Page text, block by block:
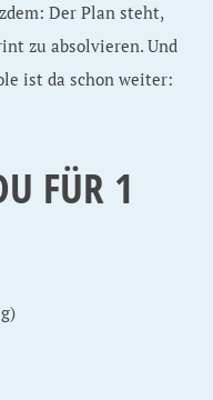
Der Plan steht,
zu absolvieren. Und
ist da schon weiter:
FÜR 1